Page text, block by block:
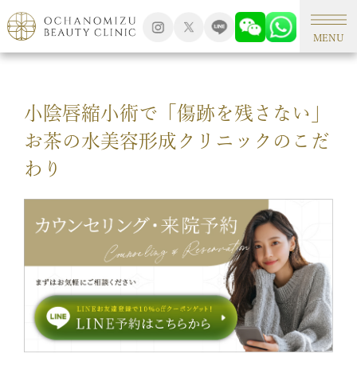
MENU
TOP 新着情報
小陰唇縮小術で「傷跡を残さない」
お茶の水美容形成クリニックのこだ
わり